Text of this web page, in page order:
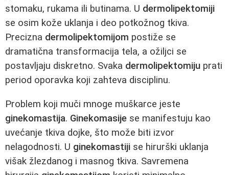
stomaku, rukama ili butinama. U dermolipektomiji
se osim kože uklanja i deo potkožnog tkiva.
Precizna dermolipektomijom postiže se
dramatična transformacija tela, a ožiljci se
postavljaju diskretno. Svaka dermolipektomiju prati
period oporavka koji zahteva disciplinu.
Problem koji muči mnoge muškarce jeste
ginekomastija. Ginekomasije se manifestuju kao
uvećanje tkiva dojke, što može biti izvor
nelagodnosti. U ginekomastiji se hirurški uklanja
višak žlezdanog i masnog tkiva. Savremena